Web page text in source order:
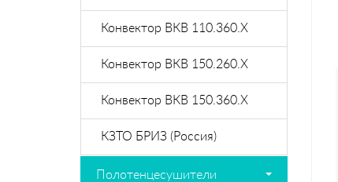
Конвектор ВКВ 110.360.X
Конвектор ВКВ 150.260.X
Конвектор ВКВ 150.360.X
КЗТО БРИЗ (Россия)
Полотенцесушители